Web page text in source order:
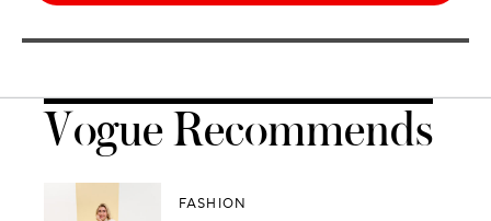
Vogue Recommends
FASHION